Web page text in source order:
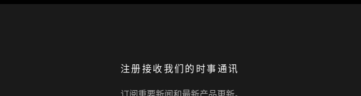
注册接收我们的时事通讯
订阅重要新闻和最新产品更新。